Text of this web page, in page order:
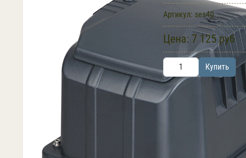
Артикул: ses40
Цена:7 125 руб
Купить